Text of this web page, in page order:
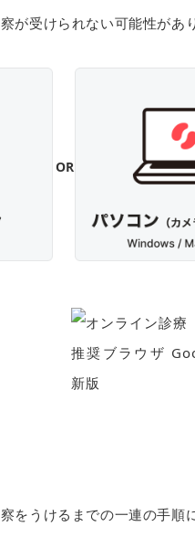
が受けられない可能性があ
をうけるまでの一連の手順